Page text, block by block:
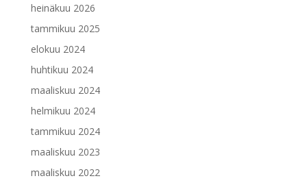
heinäkuu 2026
tammikuu 2025
elokuu 2024
huhtikuu 2024
maaliskuu 2024
helmikuu 2024
tammikuu 2024
maaliskuu 2023
maaliskuu 2022